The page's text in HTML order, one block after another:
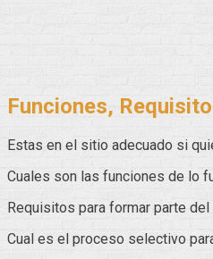
Funciones,
Estas en el sitio adecuado si
Cuales son las funciones de lo
Requisitos para formar parte
Cual es el proceso selectivo